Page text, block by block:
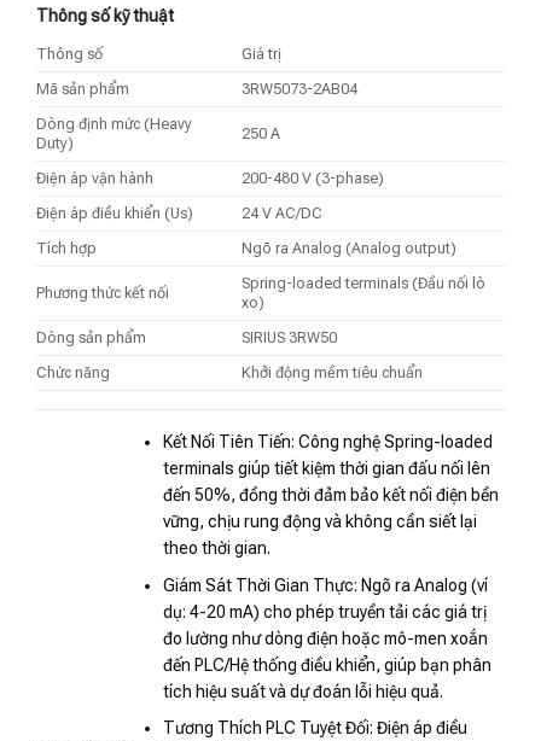
Thông số kỹ thuật
Thông số
Giá trị
Mã sản phẩm
3RW5073-2AB04
Dòng định mức (Heavy
Duty)
250 A
Điện áp vận hành
200-480 V (3-phase)
Điện áp điều khiển (Us)
24 V AC/DC
Tích hợp
Ngõ ra Analog (Analog output)
Phương thức kết nối
Spring-loaded terminals (Đầu nối lò
xo)
Dòng sản phẩm
SIRIUS 3RW50
Chức năng
Khởi động mềm tiêu chuẩn
Kết Nối Tiên Tiến: Công nghệ Spring-loaded
terminals giúp tiết kiệm thời gian đấu nối lên
đến 50%, đồng thời đảm bảo kết nối điện bền
vững, chịu rung động và không cần siết lại
theo thời gian.
Giám Sát Thời Gian Thực: Ngõ ra Analog (ví
dụ: 4-20 mA) cho phép truyền tải các giá trị
đo lường như dòng điện hoặc mô-men xoắn
đến PLC/Hệ thống điều khiển, giúp bạn phân
tích hiệu suất và dự đoán lỗi hiệu quả.
Tương Thích PLC Tuyệt Đối: Điện áp điều